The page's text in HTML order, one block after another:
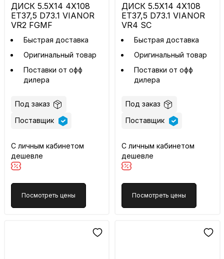
ДИСК 5.5X14 4X108
ET37,5 D73.1 VIANOR
VR2 FGMF
Быстрая доставка
Оригинальный товар
Поставки от офф
дилера
Под заказ
Поставщик
С личным кабинетом
дешевле
Посмотреть цены
ДИСК 5.5X14 4X108
ET37,5 D73.1 VIANOR
VR4 SC
Быстрая доставка
Оригинальный товар
Поставки от офф
дилера
Под заказ
Поставщик
С личным кабинетом
дешевле
Посмотреть цены